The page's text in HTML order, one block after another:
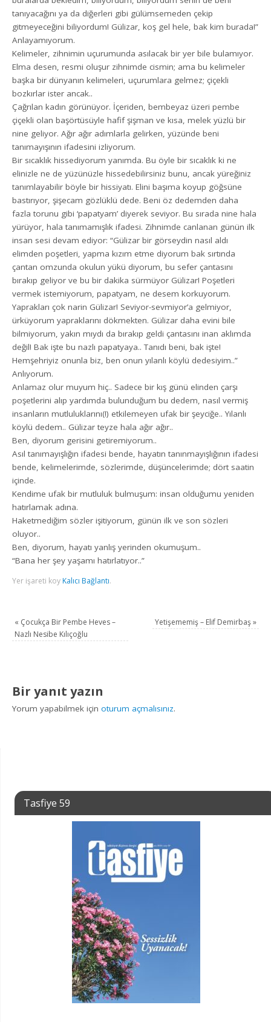
tanıyacağını ya da diğerleri gibi gülümsemeden çekip
gitmeyeceğini biliyordum! Gülizar, koş gel hele, bak kim burada!”
Anlayamıyorum.
Kelimeler, zihnimin uçurumunda asılacak bir yer bile bulamıyor.
Elma desen, resmi oluşur zihnimde cismin; ama bu kelimeler
başka bir dünyanın kelimeleri, uçurumlara gelmez; çiçekli
bozkırlar ister ancak..
Çağrılan kadın görünüyor. İçeriden, bembeyaz üzeri pembe
çiçekli olan başörtüsüyle hafif şişman ve kısa, melek yüzlü bir
nine geliyor. Ağır ağır adımlarla gelirken, yüzünde beni
tanımayışının ifadesini izliyorum.
Bir sıcaklık hissediyorum yanımda. Bu öyle bir sıcaklık ki ne
elinizle ne de yüzünüzle hissedebilirsiniz bunu, ancak yüreğiniz
tanımlayabilir böyle bir hissiyatı. Elini başıma koyup göğsüne
bastırıyor, şişecam gözlüklü dede. Beni öz dedemden daha
fazla torunu gibi ‘papatyam’ diyerek seviyor. Bu sırada nine hala
yürüyor, hala tanımamışlık ifadesi. Zihnimde canlanan günün ilk
insan sesi devam ediyor: “Gülizar bir görseydin nasıl aldı
elimden poşetleri, yapma kızım etme diyorum bak sırtında
çantan omzunda okulun yükü diyorum, bu sefer çantasını
bırakıp geliyor ve bu bir dakika sürmüyor Gülizar! Poşetleri
vermek istemiyorum, papatyam, ne desem korkuyorum.
Yaprakları çok narin Gülizar! Seviyor-sevmiyor’a gelmiyor,
ürküyorum yapraklarını dökmekten. Gülizar daha evini bile
bilmiyorum, yakın mıydı da bırakıp geldi çantasını inan aklımda
değil! Bak işte bu nazlı papatyaya.. Tanıdı beni, bak işte!
Hemşehriyiz onunla biz, ben onun yılanlı köylü dedesiyim..”
Anlıyorum.
Anlamaz olur muyum hiç.. Sadece bir kış günü elinden çarşı
poşetlerini alıp yardımda bulunduğum bu dedem, nasıl vermiş
insanların mutluluklarını(!) etkilemeyen ufak bir şeyciğe.. Yılanlı
köylü dedem.. Gülizar teyze hala ağır ağır..
Ben, diyorum gerisini getiremiyorum..
Asıl tanımayışlığın ifadesi bende, hayatın tanınmayışlığının ifadesi
bende, kelimelerimde, sözlerimde, düşüncelerimde; dört saatin
içinde.
Kendime ufak bir mutluluk bulmuşum: insan olduğumu yeniden
hatırlamak adına.
Haketmediğim sözler işitiyorum, günün ilk ve son sözleri
oluyor..
Ben, diyorum, hayatı yanlış yerinden okumuşum..
“Bana her şey yaşamı hatırlatıyor..”
Yer işareti koy Kalıcı Bağlantı.
« Çocukça Bir Pembe Heves –
Nazlı Nesibe Kılıçoğlu
Yetişememiş – Elif Demirbaş»
Bir yanıt yazın
Yorum yapabilmek içinoturum açmalısınız.
Tasfiye 59